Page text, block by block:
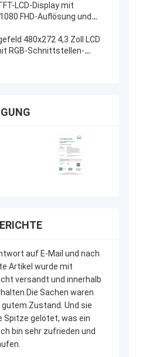
LCD-Display mit
FHD-Auflösung und
480x272 4,3 Zoll LCD
RGB-Schnittstellen-
auf E-Mail und nach
Artikel wurde mit
versandt und innerhalb
Sachen waren
gutem Zustand. Und sie
Spitze gelötet, was ein
bin sehr zufrieden und